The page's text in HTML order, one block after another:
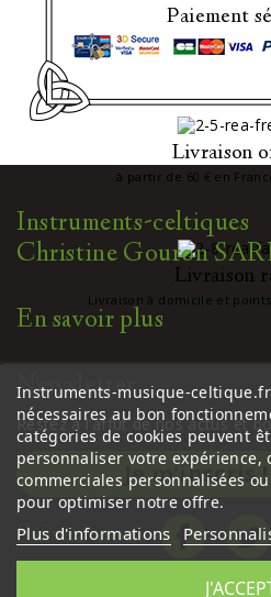
Paiement
Livraison
à partir de 60 € en
Livraison
Livraison à domicile et
Instruments-celtiques
Christine Gouron
En savoir plus
Newsletter
Restez à l’affût de nos actus et
Je m'inscris !
Suivez-nous
Instruments-musique-
nécessaires au bon
catégories de cookies peuvent
personnaliser votre expérience,
commerciales personnalisées
pour optimiser notre offre.
Plus d'informations